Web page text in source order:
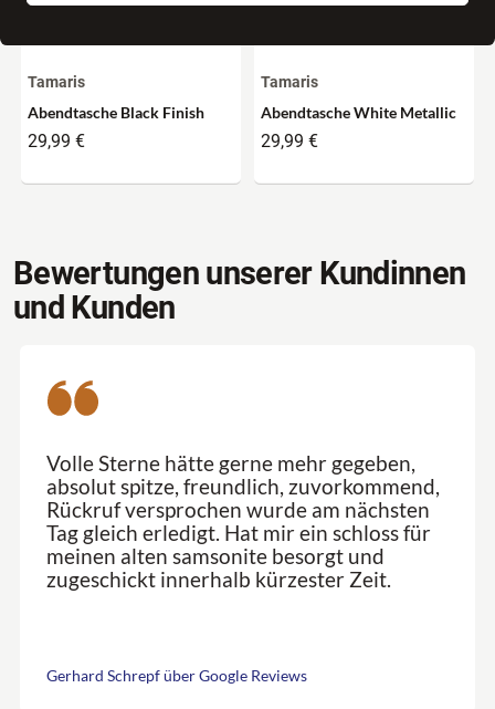
Tamaris
Abendtasche Black Finish
29,99 €
Tamaris
Abendtasche White Metallic
29,99 €
Bewertungen unserer Kundinnen
und Kunden
Volle Sterne hätte gerne mehr gegeben,
absolut spitze, freundlich, zuvorkommend,
Rückruf versprochen wurde am nächsten
Tag gleich erledigt. Hat mir ein schloss für
meinen alten samsonite besorgt und
zugeschickt innerhalb kürzester Zeit.
Gerhard Schrepf über Google Reviews